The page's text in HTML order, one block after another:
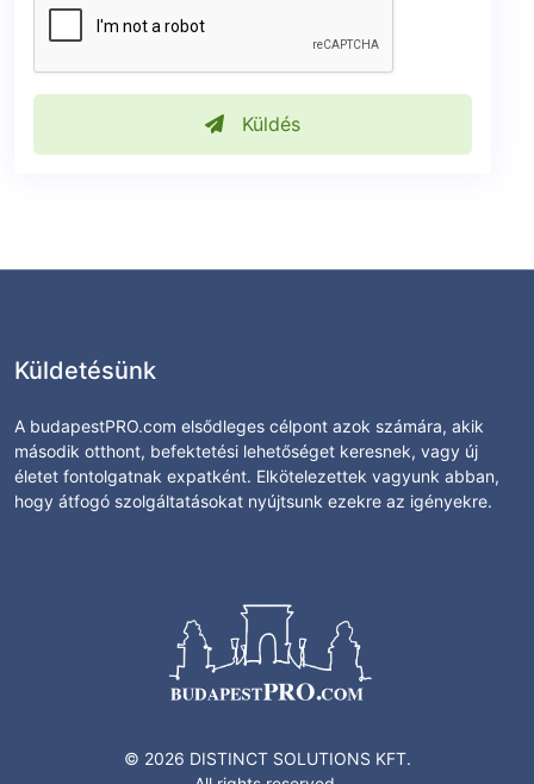
Küldés
Küldetésünk
A budapestPRO.com elsődleges célpont azok számára, akik
második otthont, befektetési lehetőséget keresnek, vagy új
életet fontolgatnak expatként. Elkötelezettek vagyunk abban,
hogy átfogó szolgáltatásokat nyújtsunk ezekre az igényekre.
© 2026 DISTINCT SOLUTIONS KFT.